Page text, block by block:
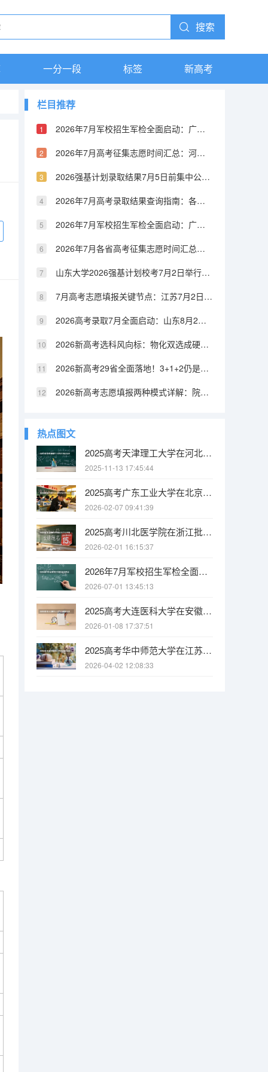
搜索
一分一段 标签 新高考
栏目推荐
2026年7月军校招生军检全面启动：广西7月1日至8日开检，多省相继展开
2026年7月高考征集志愿时间汇总：河北本科批7月24日起第一次征集
2026强基计划录取结果7月5日前集中公布：上海交大、北航等校已发布结果
2026年7月高考录取结果查询指南：各省查分时间及渠道汇总
2026年7月军校招生军检全面启动：广西7月1日开检，各省时间安排出炉
2026年7月各省高考征集志愿时间汇总：本科批集中征集，滑档还有补救机会
山东大学2026强基计划校考7月2日举行：笔试面试体测全流程公布
7月高考志愿填报关键节点：江苏7月2日本科截止，浙江7月26日二段填报
2026高考录取7月全面启动：山东8月2日结束，江西7月8日开录，各省进程公布
2026新高考选科风向标：物化双选成硬门槛，专业覆盖率对比表来了
2026新高考29省全面落地！3+1+2仍是主流，23省模式解读
2026新高考志愿填报两种模式详解：院校专业组vs专业+院校，规则不同策略不同
热点图文
2025高考天津理工大学在河北批次选科要求有哪些
2025-11-13 17:45:44
2025高考广东工业大学在北京批次选科要求有哪些
2026-02-07 09:41:39
2025高考川北医学院在浙江批次选科要求有哪些
2026-02-01 16:15:37
2026年7月军校招生军检全面启动：广西7月1日至8日开检，多省相继展开
2026-07-01 13:45:13
2025高考大连医科大学在安徽批次选科要求有哪些
2026-01-08 17:37:51
2025高考华中师范大学在江苏批次选科要求有哪些
2026-04-02 12:08:33